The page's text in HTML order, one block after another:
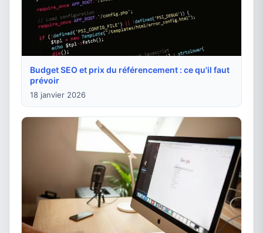
Budget SEO et prix du référencement : ce qu'il faut
prévoir
18 janvier 2026